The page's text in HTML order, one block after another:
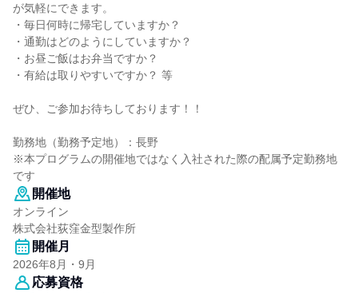
が気軽にできます。
・毎日何時に帰宅していますか？
・通勤はどのようにしていますか？
・お昼ご飯はお弁当ですか？
・有給は取りやすいですか？ 等
ぜひ、ご参加お待ちしております！！
勤務地（勤務予定地）：長野
※本プログラムの開催地ではなく入社された際の配属予定勤務地
です
開催地
オンライン
株式会社荻窪金型製作所
開催月
2026年8月・9月
応募資格